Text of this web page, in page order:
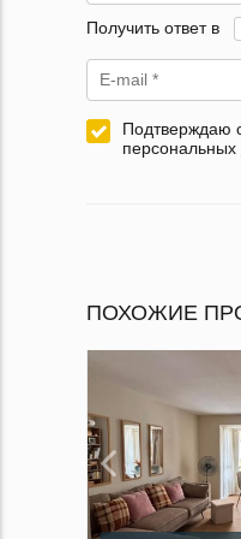
Получить ответ в
Подтверждаю
ПОХОЖИЕ